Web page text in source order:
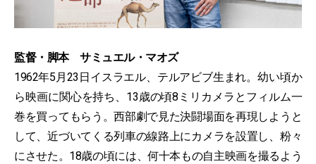
監督・脚本 サミュエル・マオズ
1962年5月23日イスラエル、テルアビブ生まれ。幼い頃か
ら映画に関心を持ち、13歳の頃8ミリカメラとフィルム一
巻を買ってもらう。西部劇で見た決闘場面を再現しようと
して、近づいてくる列車の線路上にカメラを設置し、粉々
にさせた。18歳の頃には、何十本もの自主映画を撮るよう